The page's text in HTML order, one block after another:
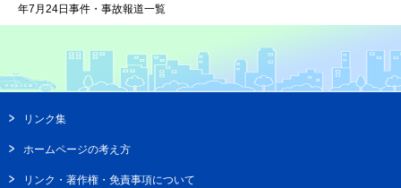
年7月24日事件・事故報道一覧
リンク集
ホームページの考え方
リンク・著作権・免責事項について